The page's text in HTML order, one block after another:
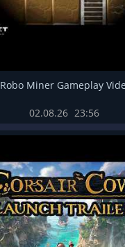
Robo Miner Gameplay
02.08.26 23:56